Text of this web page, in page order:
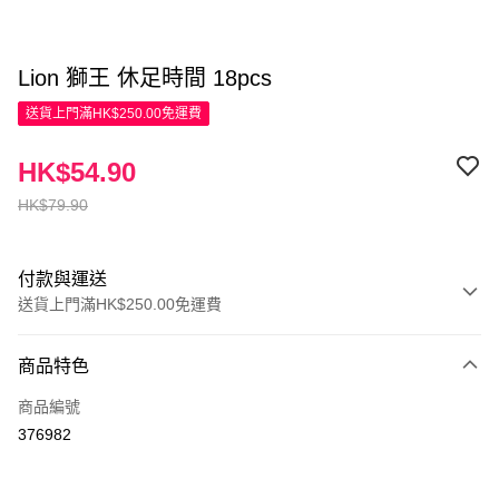
Lion 獅王 休足時間 18pcs
送貨上門滿HK$250.00免運費
HK$79.90
HK$54.90
付款與運送
送貨上門滿HK$250.00免運費
信用卡
Apple Pay
商品特色
商品編號
376982